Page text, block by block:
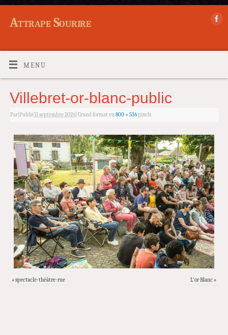
Attrape Sourire
MENU
Villebret-or-blanc-public
Par| Publié11 septembre 2024| Grand format en800 × 534pixels
«spectacle-théâtre-rue L'or Blanc»